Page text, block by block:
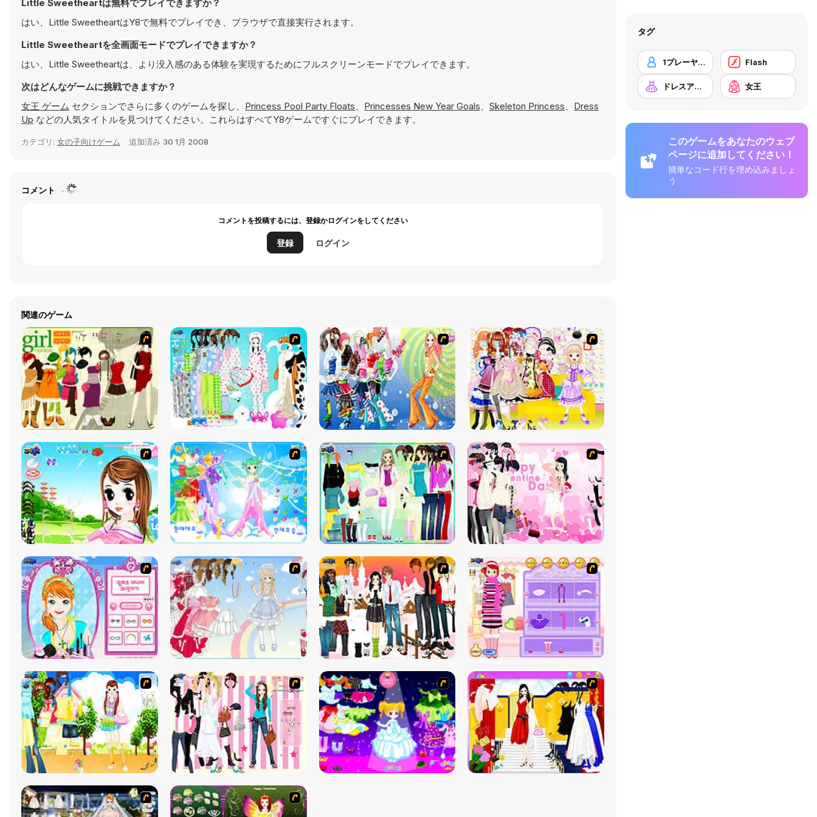
Little Sweetheartは無料でプレイできますか？
はい、Little SweetheartはY8で無料でプレイでき、ブラウザで直接実行されます。
Little Sweetheartを全画面モードでプレイできますか？
はい、Little Sweetheartは、より没入感のある体験を実現するためにフルスクリーンモードでプレイできます。
次はどんなゲームに挑戦できますか？
女王 ゲーム セクションでさらに多くのゲームを探し、 Princess Pool Party Floats、 Princesses New Year Goals、 Skeleton Princess、 Dress
Up などの人気タイトルを見つけてください。これらはすべてY8ゲームですぐにプレイできます。
カテゴリ: 女の子向けゲーム 追加済み 30 1月 2008
コメント
コメントを投稿するには、登録かログインをしてください
登録 ログイン
関連のゲーム
タグ
1プレーヤー Flash
ドレスアップ 女王
このゲームをあなたのウェブ
ページに追加してください！
簡単なコード行を埋め込みましょ
う